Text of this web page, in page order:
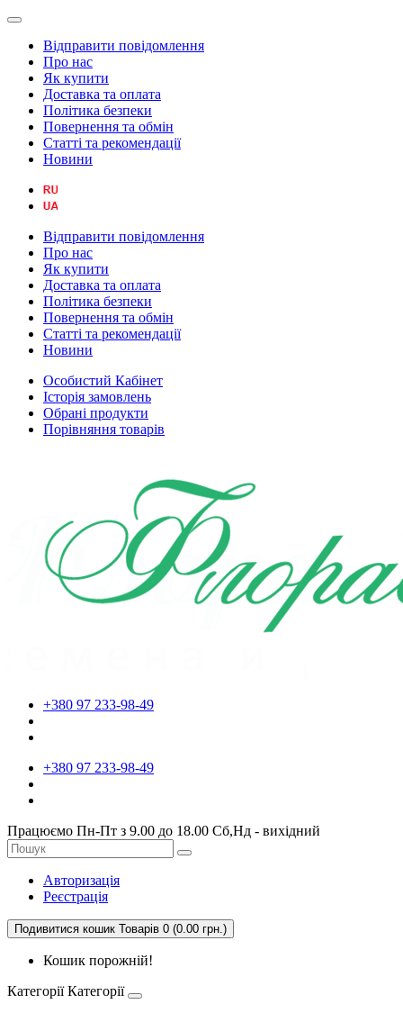
Відправити повідомлення
Про нас
Як купити
Доставка та оплата
Політика безпеки
Повернення та обмін
Статті та рекомендації
Новини
Відправити повідомлення
Про нас
Як купити
Доставка та оплата
Політика безпеки
Повернення та обмін
Статті та рекомендації
Новини
Особистий Кабінет
Історія замовлень
Обрані продукти
Порівняння товарів
+380 97 233-98-49
+380 97 233-98-49
Працюємо Пн-Пт з 9.00 до 18.00 Сб,Нд - вихідний
Авторизація
Реєстрація
Подивитися кошик Товарів 0 (0.00 грн.)
Кошик порожній!
Категорії Категорії